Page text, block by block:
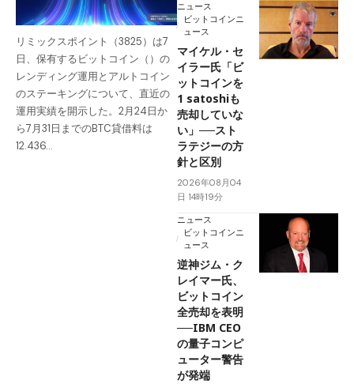
リミックスポイント（3825）は7
日、保有するビットコイン（）の
レンディング運用とアルトコイン
のステーキングについて、直近の
運用実績を開示した。2月24日か
ら7月31日までのBTC貸借料は
12.436…
ニュース
ビットコインニ
ュース
マイケル・セ
イラー氏「ビ
ットコインを
1 satoshiも
売却していな
い」──スト
ラテジーの方
針と区別
2026年08月04
日 14時19分
ニュース
ビットコインニ
ュース
逆神ジム・ク
レイマー氏、
ビットコイン
全売却を表明
──IBM CEO
の量子コンピ
ューター警告
が発端